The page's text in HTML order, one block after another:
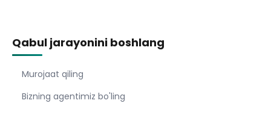
Qabul jarayonini boshlang
Murojaat qiling
Bizning agentimiz bo'ling